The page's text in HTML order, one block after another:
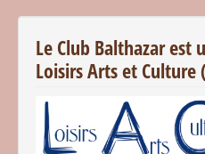
Le Club Balthazar est
Loisirs Arts et Culture